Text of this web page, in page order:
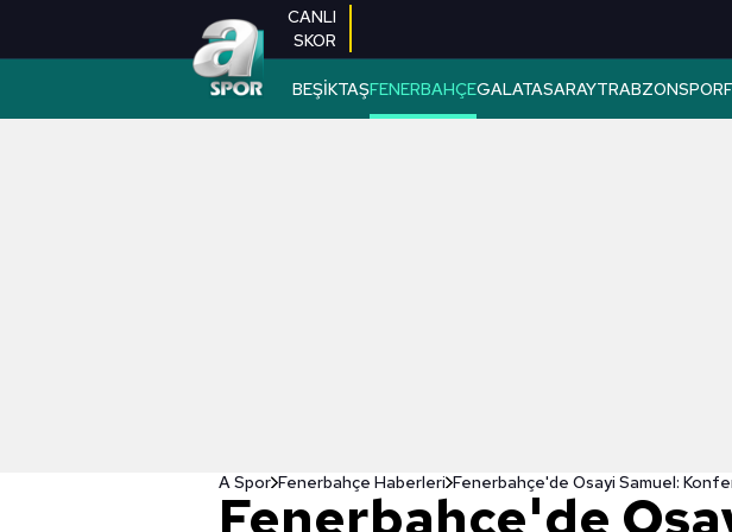
CANLI
SKOR
BEŞİKTAŞFENERBAHÇEGALATASARAYTRABZONSPOR
A Spor Fenerbahçe Haberleri Fenerbahçe'de Osayi Samuel:
Fenerbahçe'de